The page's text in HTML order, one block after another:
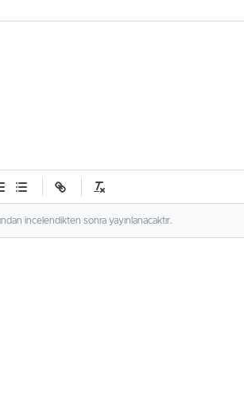
incelendikten sonra yayınlanacaktır.